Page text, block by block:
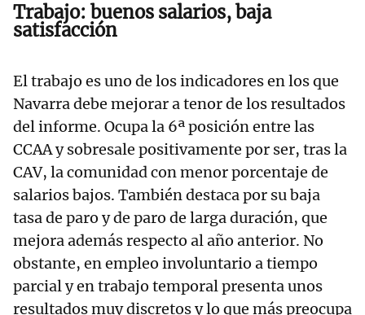
Trabajo: buenos salarios, baja
satisfacción
El trabajo es uno de los indicadores en los que
Navarra debe mejorar a tenor de los resultados
del informe. Ocupa la 6ª posición entre las
CCAA y sobresale positivamente por ser, tras la
CAV, la comunidad con menor porcentaje de
salarios bajos. También destaca por su baja
tasa de paro y de paro de larga duración, que
mejora además respecto al año anterior. No
obstante, en empleo involuntario a tiempo
parcial y en trabajo temporal presenta unos
resultados muy discretos y lo que más preocupa